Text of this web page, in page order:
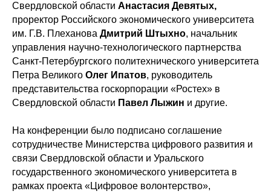
Свердловской области Анастасия Девятых,
проректор Российского экономического университета
им. Г.В. Плеханова Дмитрий Штыхно, начальник
управления научно-технологического партнерства
Санкт-Петербургского политехнического университета
Петра Великого Олег Ипатов, руководитель
представительства госкорпорации «Ростех» в
Свердловской области Павел Лыжин и другие.
На конференции было подписано соглашение
сотрудничестве Министерства цифрового развития и
связи Свердловской области и Уральского
государственного экономического университета в
рамках проекта «Цифровое волонтерство»,